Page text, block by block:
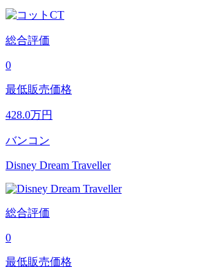
総合評価
0
最低販売価格
428.0万円
バンコン
Disney Dream Traveller
総合評価
0
最低販売価格